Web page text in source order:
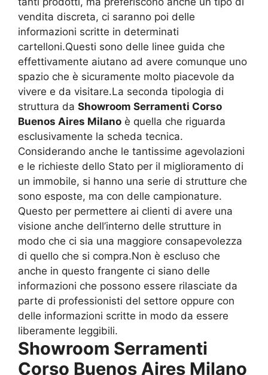
vendita discreta, ci saranno poi delle
informazioni scritte in determinati
cartelloni.Questi sono delle linee guida che
effettivamente aiutano ad avere comunque uno
spazio che è sicuramente molto piacevole da
vivere e da visitare.La seconda tipologia di
struttura da Showroom Serramenti Corso
Buenos Aires Milano è quella che riguarda
esclusivamente la scheda tecnica.
Considerando anche le tantissime agevolazioni
e le richieste dello Stato per il miglioramento di
un immobile, si hanno una serie di strutture che
sono esposte, ma con delle campionature.
Questo per permettere ai clienti di avere una
visione anche dell’interno delle strutture in
modo che ci sia una maggiore consapevolezza
di quello che si compra.Non è escluso che
anche in questo frangente ci siano delle
informazioni che possono essere rilasciate da
parte di professionisti del settore oppure con
delle informazioni scritte in modo da essere
liberamente leggibili.
Showroom Serramenti
Corso Buenos Aires Milano